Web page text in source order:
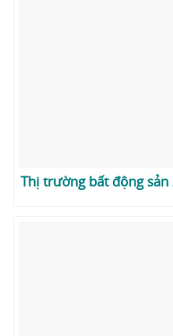
Thị trường bất động